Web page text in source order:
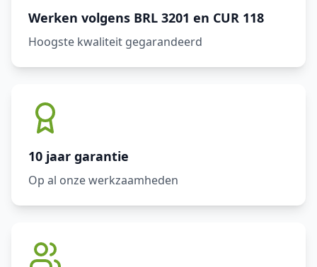
Werken volgens BRL 3201 en CUR 118
Hoogste kwaliteit gegarandeerd
10 jaar garantie
Op al onze werkzaamheden